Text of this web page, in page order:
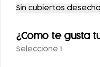
Sin cubiertos
¿Como te gusta
Seleccione 1